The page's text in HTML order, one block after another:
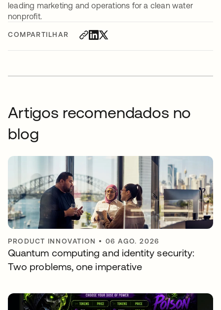
COMPARTILHAR
leading marketing and operations for a clean water
nonprofit.
Artigos recomendados no
blog
PRODUCT INNOVATION • 06 AGO. 2026
Quantum computing and identity security:
Two problems, one imperative